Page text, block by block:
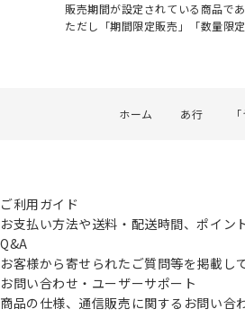
販売期間が設定されている商品で
ただし「期間限定販売」「数量限
ホーム あ行
ご利用ガイド
お支払い方法や送料・配送時間、ポイン
Q&A
お客様から寄せられたご質問等を掲載し
お問い合わせ・ユーザーサポート
商品の仕様、通信販売に関するお問い合